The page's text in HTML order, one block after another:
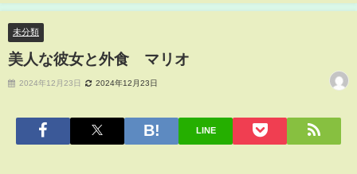
未分類
美人な彼女と外食 マリオ
2024年12月23日 2024年12月23日
LINE